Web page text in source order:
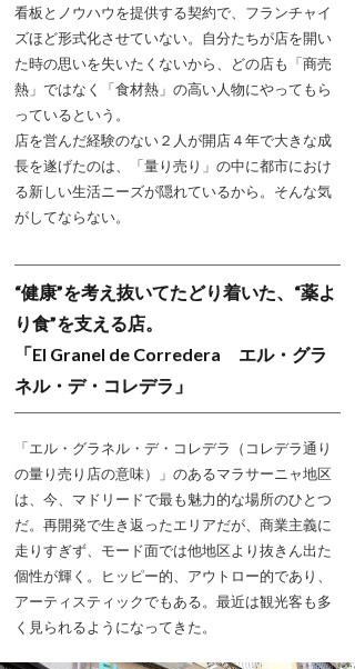
看板とノウハウを提供する契約で、フランチャイ
ズほど形式化させていない。自分たちが店を開い
た時の思いを失いたくないから、どの店も「商売
熱」ではなく「食材熱」の高い人物にやってもら
っているという。
店を営んだ経験のない２人が開店４年で大きな成
長を遂げたのは、「量り売り」の中に都市におけ
る新しい生活ニーズが隠れているから。そんな気
がしてならない。
“健康”を考え抜いてたどり着いた、“薬よ
り食”を支える店。
「El Granel de Corredera エル・グラ
ネル・デ・コレデラ」
「エル・グラネル・デ・コレデラ（コレデラ通り
の量り売り店の意味）」のあるマラサーニャ地区
は、今、マドリードで最も魅力的な場所のひとつ
だ。再開発で生き返ったエリアだが、商業主義に
走りすぎず、モード面では他地区より抜きん出た
個性が輝く。ヒッピー的、アウトロー的であり、
アーティスティックでもある。最近は観光客も多
く見られるようになってきた。